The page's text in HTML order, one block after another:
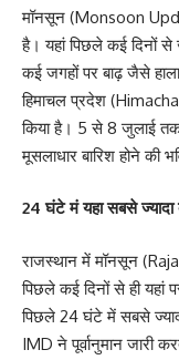
मॉनसून (Monsoon
है। यहां पिछले कई दिनों से
कई जगहों पर बाढ़ जैसे
हिमाचल प्रदेश
किया है। 5 से 8 जुलाई
मूसलाधार बारिश होने की
24 घंटे मं यहा सबसे ज्यादा
राजस्थान में मॉनसून
पिछले कई दिनों से ही यहां
पिछले 24 घंटे में सबसे
IMD ने पूर्वानुमान जारी